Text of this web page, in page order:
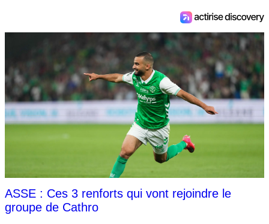
ASSE : Ces 3 renforts qui vont rejoindre le
groupe de Cathro